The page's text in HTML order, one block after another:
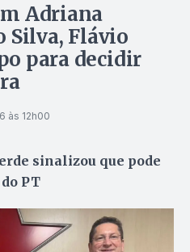
Adriana
Silva, Flávio
para decidir
às 12h00
sinalizou que pode
PT